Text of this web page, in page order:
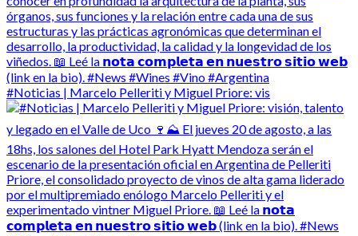
#Noticias | Marcelo Pelleriti y Miguel Priore: vis